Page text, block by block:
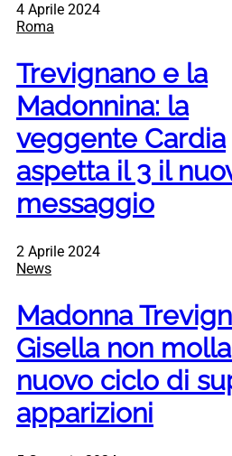
4 Aprile 2024
Roma
Trevignano e la
Madonnina: la
veggente Cardia
aspetta il 3 il
messaggio
2 Aprile 2024
News
Madonna
Gisella non
nuovo ciclo di
apparizioni